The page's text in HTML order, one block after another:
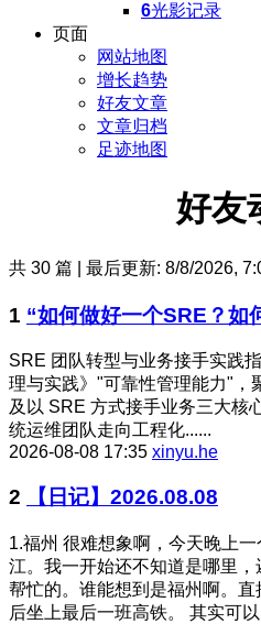
6光影记录
页面
网站地图
增长趋势
好友文章
文章归档
足迹地图
好友
共 30 篇 | 最后更新: 8/8/2026,
1 “如何做好一个SRE？如
SRE 团队转型与业务接手实践
理与实践》"可靠性管理能力"，
及以 SRE 方式接手业务三大核
统运维团队走向工程化......
2026-08-08 17:35 xinyu.he
2 【日记】2026.08.08
1.福州 很难想象啊，今天晚上
江。我一开始还不知道是哪里
帮忙的。谁能想到是福州啊。
后坐上最后一班高铁。 其实可